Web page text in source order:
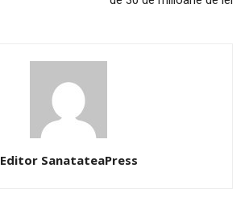
Editor SanatateaPress